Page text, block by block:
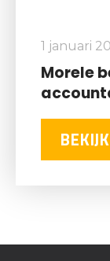
1 januari
Morele